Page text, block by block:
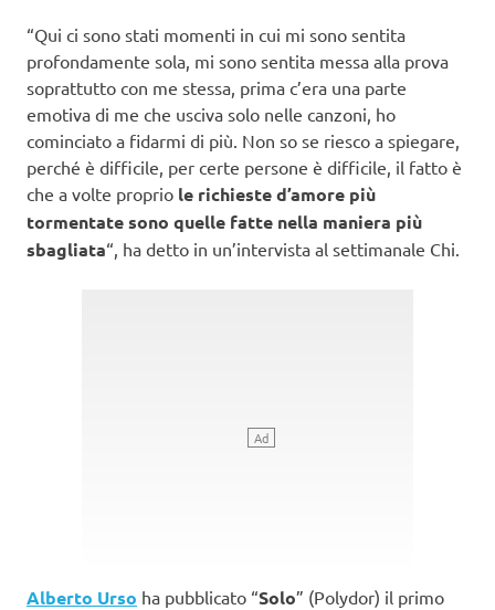
“Qui ci sono stati momenti in cui mi sono sentita
profondamente sola, mi sono sentita messa alla prova
soprattutto con me stessa, prima c’era una parte
emotiva di me che usciva solo nelle canzoni, ho
cominciato a fidarmi di più. Non so se riesco a spiegare,
perché è difficile, per certe persone è difficile, il fatto è
che a volte proprio le richieste d’amore più
tormentate sono quelle fatte nella maniera più
sbagliata“, ha detto in un’intervista al settimanale Chi.
Alberto Urso ha pubblicato “Solo” (Polydor) il primo